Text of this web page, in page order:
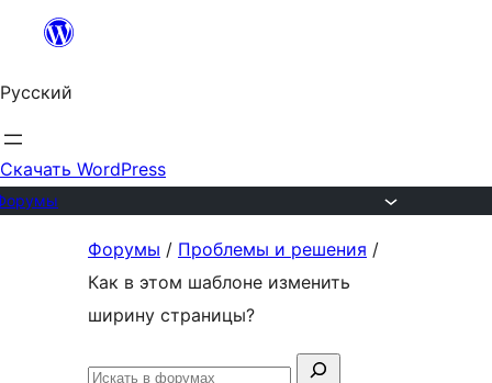
Перейти
содержимому
Русский
Скачать WordPress
содержимому
Форумы / Проблемы и решения /
Как в этом шаблоне изменить
ширину страницы?
Поиск: